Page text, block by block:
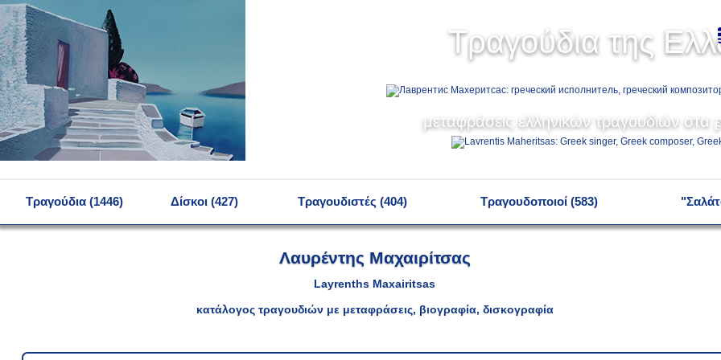
Τραγούδια της
μεταφράσεις ελληνικών τραγουδιών στα
Τραγούδια (1446) Δίσκοι (427) Τραγουδιστές (404) Τραγουδοποιοί (583)
Λαυρέντης Μαχαιρίτσας
Layrenths Maxairitsas
κατάλογος τραγουδιών με μεταφράσεις, βιογραφία, δισκογραφία